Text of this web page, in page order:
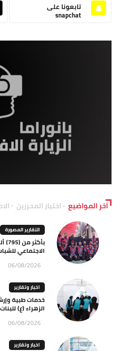
تابعونا على
snapchat
آخر المواضيع اختيار المحررين
التقارير المصورة
الاجتماعي
06/08/2026
اخبار وتقارير
خدمات طبية
الزهراء (ع)
06/08/2026
اخبار وتقارير